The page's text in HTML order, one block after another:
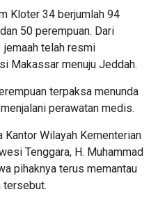
Kloter 34 berjumlah 94
50 perempuan. Dari
telah resmi
Makassar menuju Jeddah.
terpaksa menunda
perawatan medis.
Wilayah Kementerian
Tenggara, H. Muhammad
pihaknya terus memantau
tersebut.